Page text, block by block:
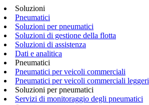
Soluzioni
Pneumatici
Soluzioni per pneumatici
Soluzioni di gestione della flotta
Soluzioni di assistenza
Dati e analitica
Pneumatici
Pneumatici per veicoli commerciali
Pneumatici per veicoli commerciali leggeri
Soluzioni per pneumatici
Servizi di monitoraggio degli pneumatici